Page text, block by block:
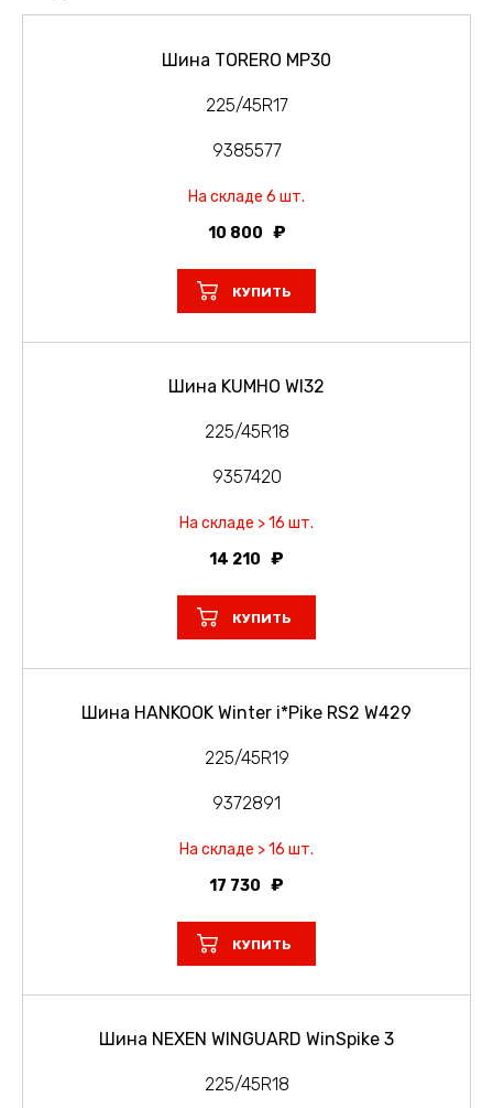
Шина TORERO MP30
225/45R17
9385577
На складе 6 шт.
10 800
КУПИТЬ
Шина KUMHO WI32
225/45R18
9357420
На складе > 16 шт.
14 210
КУПИТЬ
Шина HANKOOK Winter i*Pike RS2 W429
225/45R19
9372891
На складе > 16 шт.
17 730
КУПИТЬ
Шина NEXEN WINGUARD WinSpike 3
225/45R18